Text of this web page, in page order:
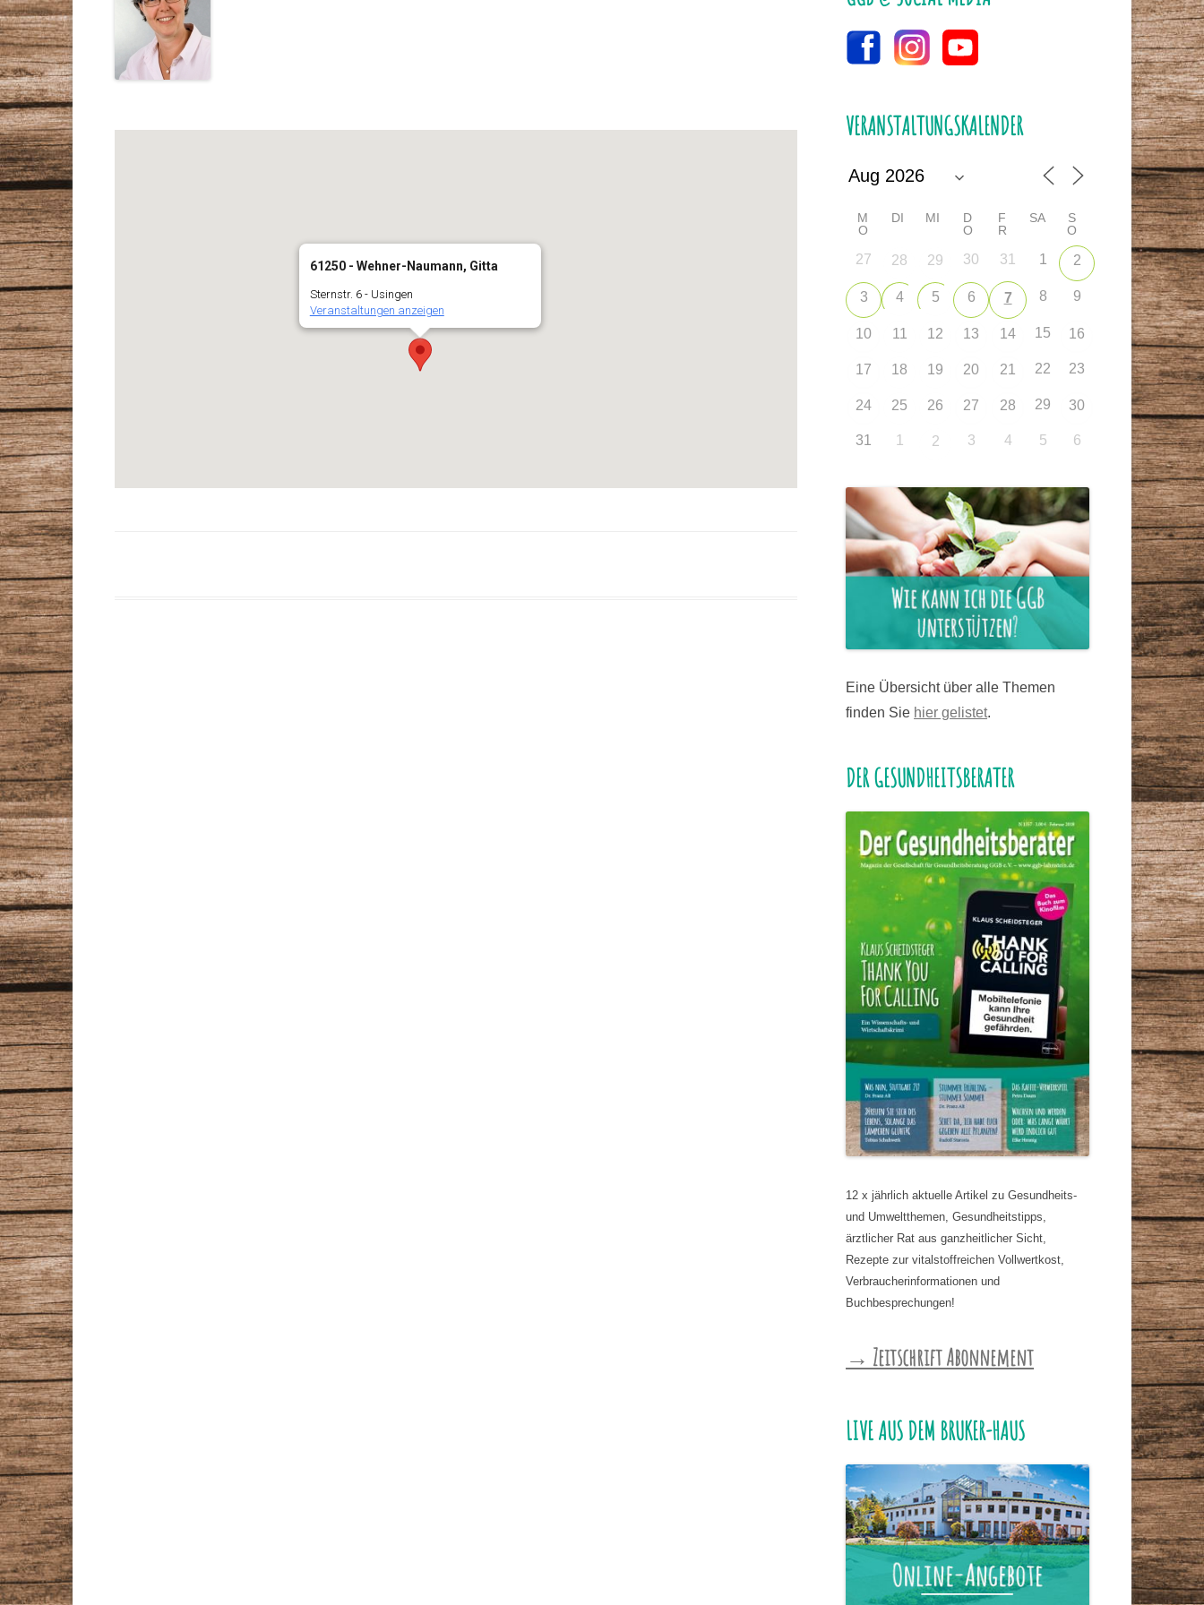
61250 - Wehner-Naumann, Gitta
Sternstr. 6 - Usingen
Veranstaltungen anzeigen
VERANSTALTUNGSKALENDER
M
O
DI MI
D
O
F
R
SA
S
O
27 28 29 30 31 1 2
3 4 5 6 7 8 9
10 11 12 13 14 15 16
17 18 19 20 21 22 23
24 25 26 27 28 29 30
31 1 2 3 4 5 6
Eine Übersicht über alle Themen
finden Sie hier gelistet.
DER GESUNDHEITSBERATER
12 x jährlich aktuelle Artikel zu Gesundheits-
und Umweltthemen, Gesundheitstipps,
ärztlicher Rat aus ganzheitlicher Sicht,
Rezepte zur vitalstoffreichen Vollwertkost,
Verbraucherinformationen und
Buchbesprechungen!
→ Zeitschrift Abonnement
LIVE AUS DEM BRUKER-HAUS